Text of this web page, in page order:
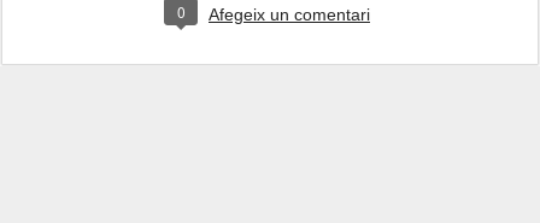
0 Afegeix un comentari